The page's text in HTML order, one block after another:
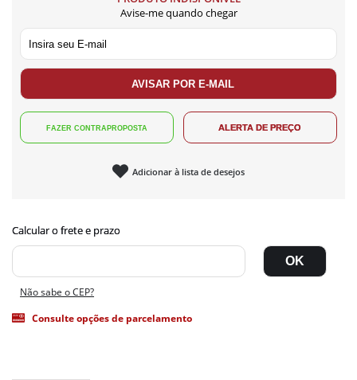
Avise-me quando chegar
Adicionar à lista de desejos
Não sabe o CEP?
Consulte opções de parcelamento